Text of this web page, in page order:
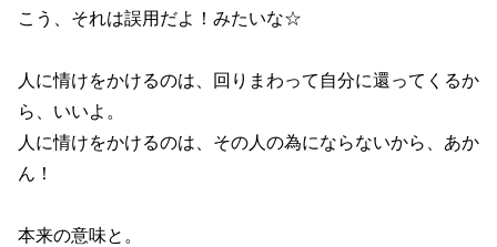
こう、それは誤用だよ！みたいな☆
人に情けをかけるのは、回りまわって自分に還ってくるか
ら、いいよ。
人に情けをかけるのは、その人の為にならないから、あか
ん！
本来の意味と。